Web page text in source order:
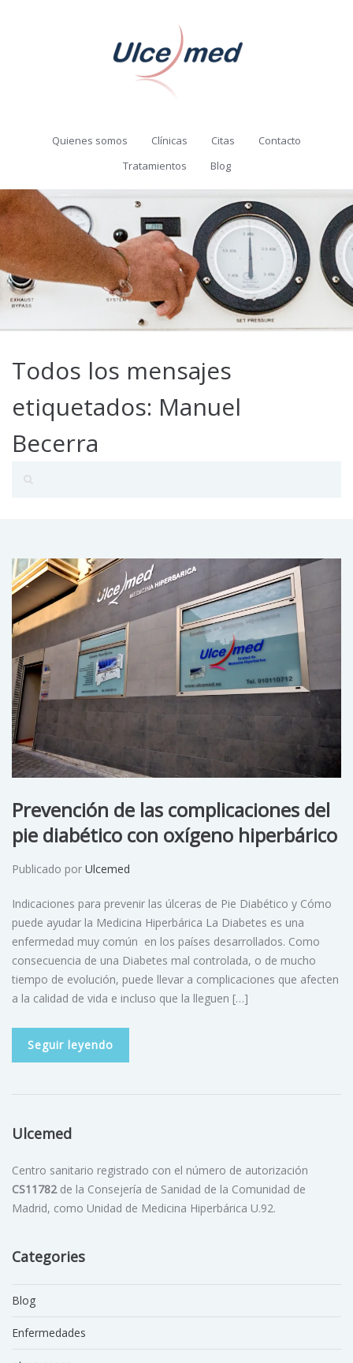
Quienes somos Clínicas Citas
Contacto
Tratamientos
Blog
Todos los mensajes
etiquetados: Manuel
Becerra
Prevención de las complicaciones del
pie diabético con oxígeno hiperbárico
Publicado por Ulcemed
Indicaciones para prevenir las úlceras de Pie Diabético y Cómo
puede ayudar la Medicina Hiperbárica La Diabetes es una
enfermedad muy común en los países desarrollados. Como
consecuencia de una Diabetes mal controlada, o de mucho
tiempo de evolución, puede llevar a complicaciones que afecten
a la calidad de vida e incluso que la lleguen […]
Seguir leyendo
Ulcemed
Centro sanitario registrado con el número de autorización
CS11782de la Consejería de Sanidad de la Comunidad de
Madrid, como Unidad de Medicina Hiperbárica U.92.
Categories
Blog
Enfermedades